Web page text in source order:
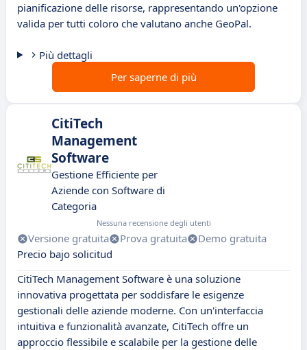
pianificazione delle risorse, rappresentando un'opzione
valida per tutti coloro che valutano anche GeoPal.
Più dettagli
Per saperne di più
CitiTech
Management
Software
Gestione Efficiente per
Aziende con Software di
Categoria
Nessuna recensione degli utenti
Versione gratuita Prova gratuita
Demo gratuita
Precio bajo solicitud
CitiTech Management Software è una soluzione
innovativa progettata per soddisfare le esigenze
gestionali delle aziende moderne. Con un'interfaccia
intuitiva e funzionalità avanzate, CitiTech offre un
approccio flessibile e scalabile per la gestione delle